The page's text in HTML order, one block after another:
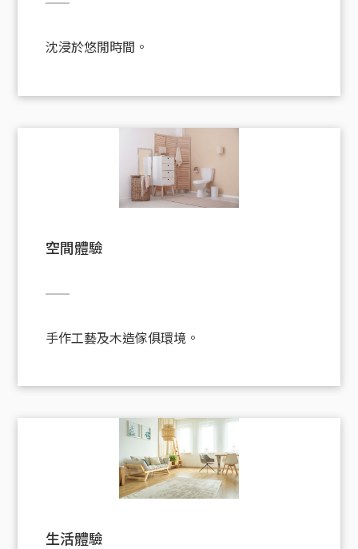
沈浸於悠閒時間。
空間體驗
手作工藝及木造傢俱環境。
生活體驗